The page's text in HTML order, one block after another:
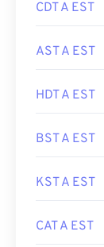
CDT A EST
AST A EST
HDT A EST
BST A EST
KST A EST
CAT A EST